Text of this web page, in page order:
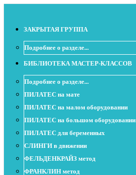
ЗАКРЫТАЯ ГРУППА
Подробнее о разделе...
БИБЛИОТЕКА МАСТЕР-КЛАССОВ
Подробнее о разделе...
ПИЛАТЕС на мате
ПИЛАТЕС на малом оборудовании
ПИЛАТЕС на большом оборудовании
ПИЛАТЕС для беременных
СЛИНГИ в движении
ФЕЛЬДЕНКРАЙЗ метод
ФРАНКЛИН метод